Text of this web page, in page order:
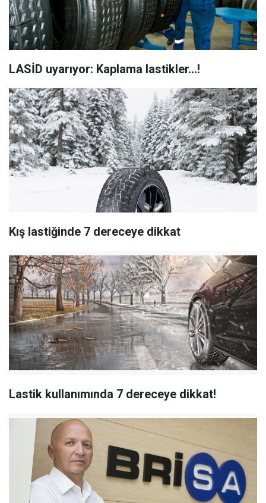
LASİD uyarıyor: Kaplama lastikler...!
Kış lastiğinde 7 dereceye dikkat
Lastik kullanımında 7 dereceye dikkat!